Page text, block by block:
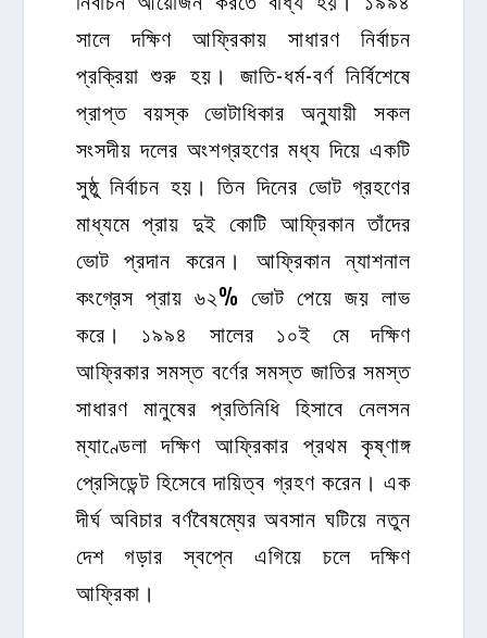
সালে দক্ষিণ আফ্রিকায় সাধারণ নির্বাচন
প্রক্রিয়া শুরু হয়। জাতি-ধর্ম-বর্ণ নির্বিশেষে
প্রাপ্ত বয়স্ক ভোটাধিকার অনুযায়ী সকল
সংসদীয় দলের অংশগ্রহণের মধ্য দিয়ে একটি
সুষ্ঠু নির্বাচন হয়। তিন দিনের ভোট গ্রহণের
মাধ্যমে প্রায় দুই কোটি আফ্রিকান তাঁদের
ভোট প্রদান করেন। আফ্রিকান ন্যাশনাল
কংগ্রেস প্রায় ৬২% ভোট পেয়ে জয় লাভ
করে। ১৯৯৪ সালের ১০ই মে দক্ষিণ
আফ্রিকার সমস্ত বর্ণের সমস্ত জাতির সমস্ত
সাধারণ মানুষের প্রতিনিধি হিসাবে নেলসন
ম্যাণ্ডেলা দক্ষিণ আফ্রিকার প্রথম কৃষ্ণাঙ্গ
প্রেসিডেন্ট হিসেবে দায়িত্ব গ্রহণ করেন। এক
দীর্ঘ অবিচার বর্ণবৈষম্যের অবসান ঘটিয়ে নতুন
দেশ গড়ার স্বপ্নে এগিয়ে চলে দক্ষিণ
আফ্রিকা।